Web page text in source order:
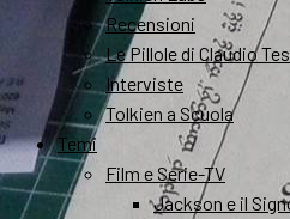
Recensioni
Le Pillole di Claudio
Interviste
Tolkien a Scuola
Temi
Film e Serie-TV
Jackson e il